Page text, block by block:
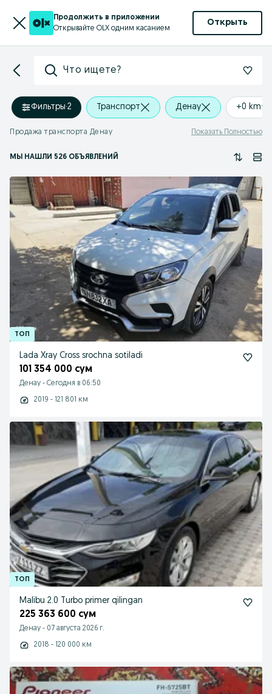
Продолжить в приложении
Открывайте OLX одним касанием
Открыть
Что ищете?
Фильтры·2 Транспорт Денау +0 km
Продажа транспорта Денау Показать Полностью
МЫ НАШЛИ 526 ОБЪЯВЛЕНИЙ
Lada Xray Cross srochna sotiladi
101 354 000 сум
Денау - Сегодня в 06:50
2019 - 121 801 км
Malibu 2.0 Turbo primer qilingan
225 363 600 сум
Денау - 07 августа 2026 г.
2018 - 120 000 км